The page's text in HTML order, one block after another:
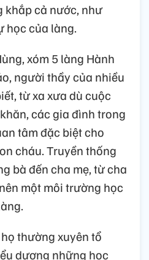
khắp cả nước, như
học của làng.
xóm 5 làng Hành
người thầy của nhiều
từ xa xưa dù cuộc
các gia đình trong
tâm đặc biệt cho
cháu. Truyền thống
bà đến cha mẹ, từ cha
một môi trường học
thường xuyên tổ
dương những học